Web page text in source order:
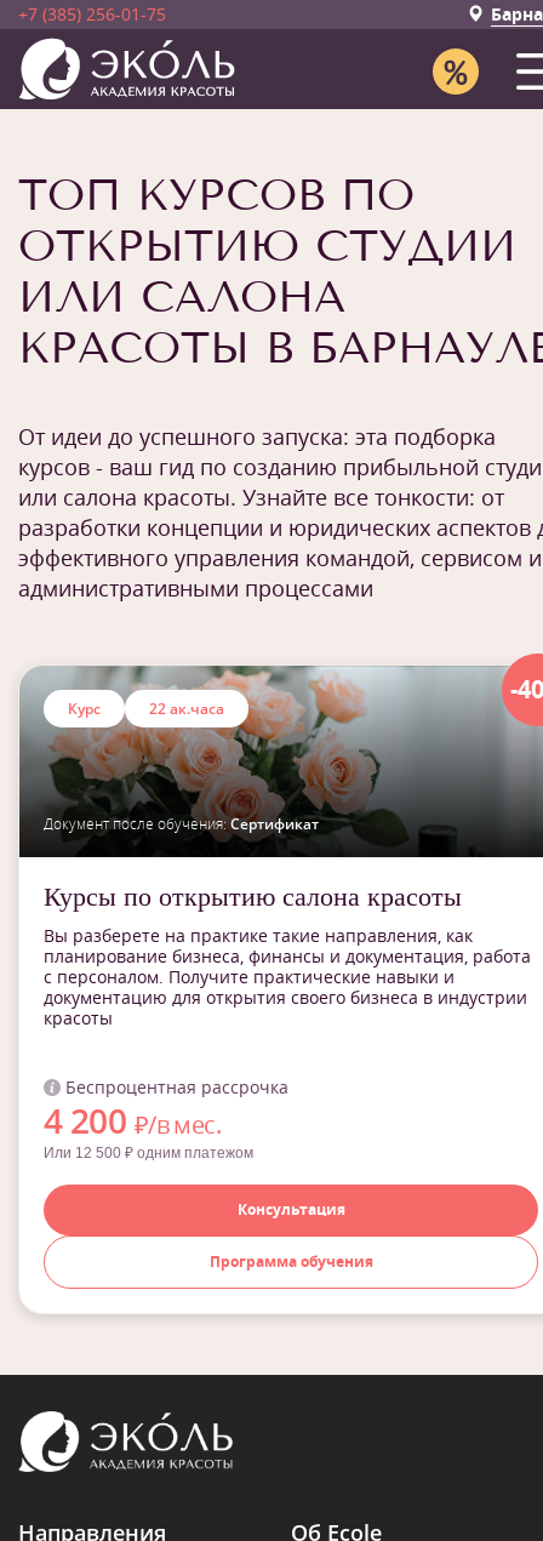
+7 (385) 256-01-75
ТОП КУРСОВ ПО
ОТКРЫТИЮ СТУДИИ
ИЛИ САЛОНА
КРАСОТЫ В
От идеи до успешного запуска: эта подборка
курсов - ваш гид по созданию прибыльной
или салона красоты. Узнайте все тонкости: от
разработки концепции и юридических аспектов
эффективного управления командой, сервисом и
административными процессами
-
Курс 22 ак.часа
Документ после обучения:Сертификат
Курсы по открытию салона красоты
Вы разберете на практике такие направления, как
планирование бизнеса, финансы и документация, работа
с персоналом. Получите практические навыки и
документацию для открытия своего бизнеса в индустрии
красоты
Беспроцентная рассрочка
4 200 ₽/в мес.
Или 12 500 ₽ одним платежом
Консультация
Программа обучения
Направления Об Ecole